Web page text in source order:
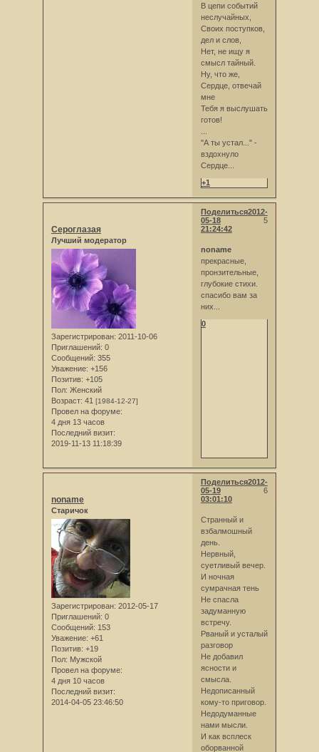
В цепи событий
неслучайных,
Своих поступков,
дел и слов,
Нет, не ищу я
смысл тайный.
Ну, что же,
Сердце, отвечай
мне
Тебя я выслушать
готов!
"А ты устал..." -
вздохнуло
Сердце...
+1
Поделиться
5
2012-
05-18
21:24:42
Сероглазая
Лучший модератор
Зарегистрирован: 2011-10-06
Приглашений: 0
Сообщений: 355
Уважение: +156
Позитив: +105
Пол: Женский
Возраст: 41 [1984-12-27]
Провел на форуме:
4 дня 13 часов
Последний визит:
2019-11-13 11:18:39
noname
прекрасные,
пронзительные,
глубокие стихи.
спасибо вам за
них...
0
Поделиться
6
2012-
05-19
03:01:10
noname
Старичок
Зарегистрирован: 2012-05-17
Приглашений: 0
Сообщений: 153
Уважение: +61
Позитив: +19
Пол: Мужской
Провел на форуме:
4 дня 10 часов
Последний визит:
2014-04-05 23:46:50
Странный и
взбалмошный
день.
Нервный,
суетливый вечер.
И ночная
сумрачная тень
Не спасла
задуманную
встречу.
Рваный и усталый
разговор
Не добавил
ясности и
смысла.
Недописанный
кому-то приговор.
Недодуманные
нами мысли.
И как всплеск
оборванной